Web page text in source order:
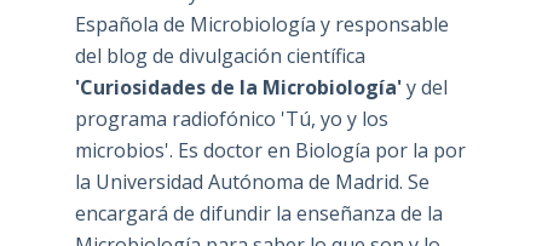
Española de Microbiología y responsable
del blog de divulgación científica
'Curiosidades de la Microbiología'y del
programa radiofónico 'Tú, yo y los
microbios'. Es doctor en Biología por la por
la Universidad Autónoma de Madrid. Se
encargará de difundir la enseñanza de la